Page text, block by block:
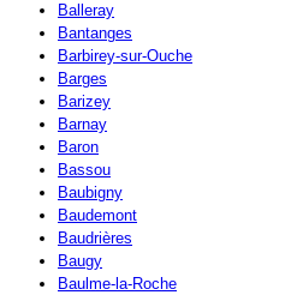
Balleray
Bantanges
Barbirey-sur-Ouche
Barges
Barizey
Barnay
Baron
Bassou
Baubigny
Baudemont
Baudrières
Baugy
Baulme-la-Roche